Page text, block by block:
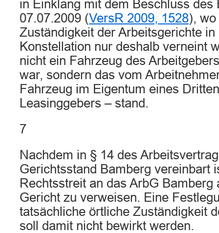
in Einklang mit dem Beschluss des
07.07.2009 (VersR 2009, 1528), wo
Zuständigkeit der Arbeitsgerichte
Konstellation nur deshalb verneint
nicht ein Fahrzeug des
war, sondern das vom
Fahrzeug im Eigentum eines
Leasinggebers – stand.
7
Nachdem in § 14 des
Gerichtsstand Bamberg vereinbart
Rechtsstreit an das ArbG Bamberg
Gericht zu verweisen. Eine
tatsächliche örtliche Zuständigkeit
soll damit nicht bewirkt werden.